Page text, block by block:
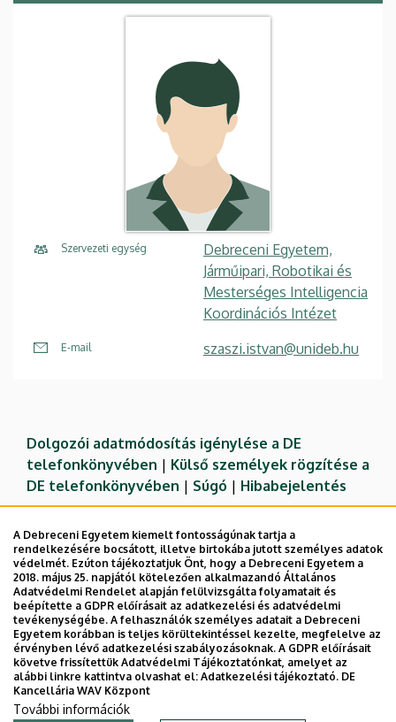
Szervezeti egység
Debreceni Egyetem,
Járműipari, Robotikai és
Mesterséges Intelligencia
Koordinációs Intézet
E-mail szaszi.istvan@unideb.hu
Dolgozói adatmódosítás igénylése a DE
telefonkönyvében | Külső személyek rögzítése a
DE telefonkönyvében | Súgó | Hibabejelentés
Adatvédelem
Adatvédelem
A Debreceni Egyetem kiemelt fontosságúnak tartja a
rendelkezésére bocsátott, illetve birtokába jutott személyes adatok
védelmét. Ezúton tájékoztatjuk Önt, hogy a Debreceni Egyetem a
2018. május 25. napjától kötelezően alkalmazandó Általános
Adatvédelmi Rendelet alapján felülvizsgálta folyamatait és
beépítette a GDPR előírásait az adatkezelési és adatvédelmi
tevékenységébe. A felhasználók személyes adatait a Debreceni
Egyetem korábban is teljes körültekintéssel kezelte, megfelelve az
érvényben lévő adatkezelési szabályozásoknak. A GDPR előírásait
követve frissítettük Adatvédelmi Tájékoztatónkat, amelyet az
alábbi linkre kattintva olvashat el: Adatkezelési tájékoztató. DE
Kancellária WAV Központ
További információk